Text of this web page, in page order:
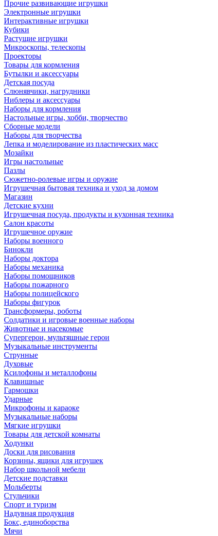
Прочие развивающие игрушки
Электронные игрушки
Интерактивные игрушки
Кубики
Растущие игрушки
Микроскопы, телескопы
Проекторы
Товары для кормления
Бутылки и аксессуары
Детская посуда
Слюнявчики, нагрудники
Ниблеры и аксессуары
Наборы для кормления
Настольные игры, хобби, творчество
Сборные модели
Наборы для творчества
Лепка и моделирование из пластических масс
Мозайки
Игры настольные
Пазлы
Сюжетно-ролевые игры и оружие
Игрушечная бытовая техника и уход за домом
Магазин
Детские кухни
Игрушечная посуда, продукты и кухонная техника
Салон красоты
Игрушечное оружие
Наборы военного
Бинокли
Наборы доктора
Наборы механика
Наборы помощников
Наборы пожарного
Наборы полицейского
Наборы фигурок
Трансформеры, роботы
Солдатики и игровые военные наборы
Животные и насекомые
Супергерои, мультяшные герои
Музыкальные инструменты
Струнные
Духовые
Ксилофоны и металлофоны
Клавишные
Гармошки
Ударные
Микрофоны и караоке
Музыкальные наборы
Мягкие игрушки
Товары для детской комнаты
Ходунки
Доски для рисования
Корзины, ящики для игрушек
Набор школьной мебели
Детские подставки
Мольберты
Стульчики
Спорт и туризм
Надувная продукция
Бокс, единоборства
Мячи